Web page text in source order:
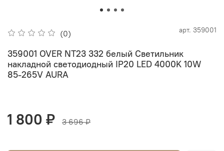
(0) арт. 359001
359001 OVER NT23 332 белый Светильник
накладной светодиодный IP20 LED 4000K 10W
85-265V AURA
1 800 ₽ 3 696 ₽